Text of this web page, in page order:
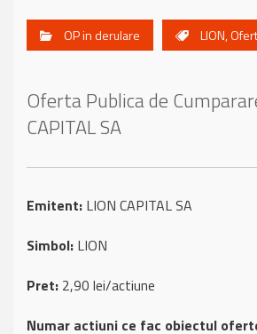
OP in derulare LION,
Oferta Publica de
CAPITAL SA
Emitent: LION CAPITAL SA
Simbol: LION
Pret: 2,90 lei/actiune
Numar actiuni ce fac obiectul